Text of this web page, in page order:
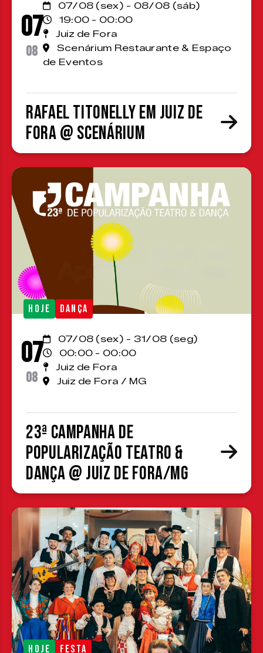
07
08
07/08 (sex) - 08/08 (sáb)
19:00 - 00:00
Juiz de Fora
Scenárium Restaurante & Espaço
de Eventos
Rafael Titonelly em Juiz de
Fora @ Scenárium
HOJE DANÇA
07
08
07/08 (sex) - 31/08 (seg)
00:00 - 00:00
Juiz de Fora
Juiz de Fora / MG
23ª Campanha de
Popularização Teatro &
Dança @ Juiz de Fora/MG
HOJE FESTA